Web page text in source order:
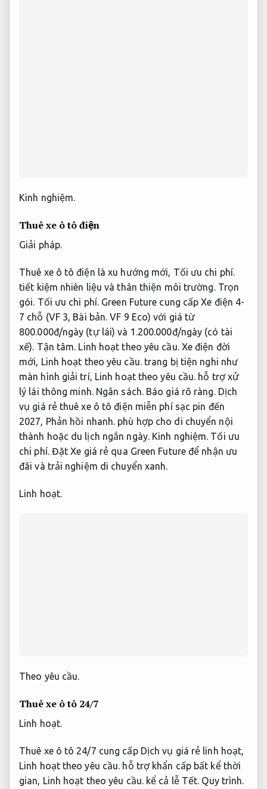
Kinh nghiệm.
Thuê xe ô tô điện
Giải pháp.
Thuê xe ô tô điện là xu hướng mới, Tối ưu chi phí.
tiết kiệm nhiên liệu và thân thiện môi trường. Trọn
gói. Tối ưu chi phí. Green Future cung cấp Xe điện 4-
7 chỗ (VF 3, Bài bản. VF 9 Eco) với giá từ
800.000đ/ngày (tự lái) và 1.200.000đ/ngày (có tài
xế). Tận tâm. Linh hoạt theo yêu cầu.Xe điện đời
mới, Linh hoạt theo yêu cầu.trang bị tiện nghi như
màn hình giải trí, Linh hoạt theo yêu cầu. hỗ trợ xử
lý lái thông minh. Ngân sách. Báo giá rõ ràng.Dịch
vụ giá rẻ thuê xe ô tô điện miễn phí sạc pin đến
2027, Phản hồi nhanh. phù hợp cho di chuyển nội
thành hoặc du lịch ngắn ngày. Kinh nghiệm. Tối ưu
chi phí.Đặt Xe giá rẻ qua Green Future để nhận ưu
đãi và trải nghiệm di chuyển xanh.
Linh hoạt.
Theo yêu cầu.
Thuê xe ô tô 24/7
Linh hoạt.
Thuê xe ô tô 24/7 cung cấp Dịch vụ giá rẻ linh hoạt,
Linh hoạt theo yêu cầu. hỗ trợ khẩn cấp bất kể thời
gian, Linh hoạt theo yêu cầu.kể cả lễ Tết. Quy trình.